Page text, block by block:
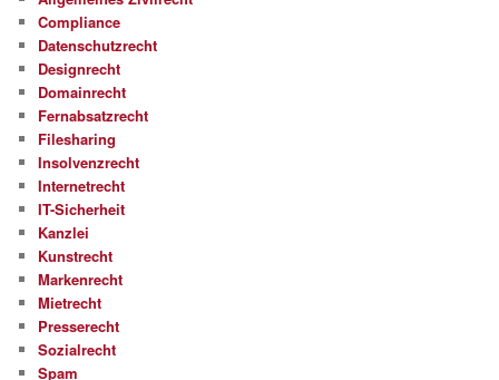
Compliance
Datenschutzrecht
Designrecht
Domainrecht
Fernabsatzrecht
Filesharing
Insolvenzrecht
Internetrecht
IT-Sicherheit
Kanzlei
Kunstrecht
Markenrecht
Mietrecht
Presserecht
Sozialrecht
Spam